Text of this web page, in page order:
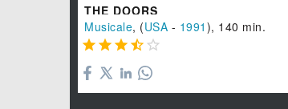
THE DOORS
Musicale, (USA - 1991 ), 140 min.
    